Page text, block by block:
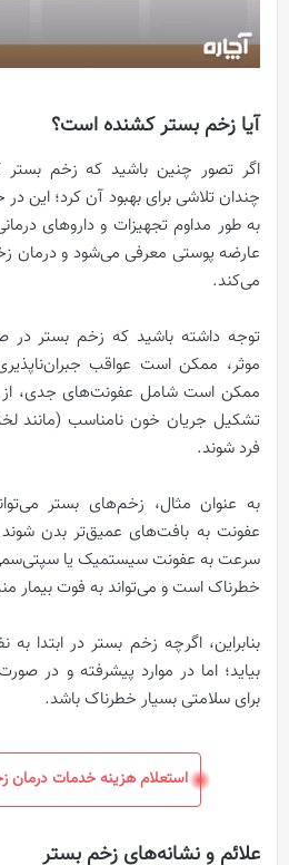
آیا زخم بستر کشنده است؟
اگر تصور چنین باشید که زخم بستر
چندان تلاشی برای بهبود آن کرد؛ این
به طور مداوم تجهیزات و داروهای
عارضه پوستی معرفی می‌شود و درمان
می‌کند.
توجه داشته باشید که زخم بستر
موثر، ممکن است عواقب
ممکن است شامل عفونت‌های جدی،
تشکیل جریان خون نامناسب (مانند
فرد شوند.
به عنوان مثال، زخم‌های بستر
عفونت به بافت‌های عمیق‌تر بدن
سرعت به عفونت سیستمیک یا
خطرناک است و می‌تواند به فوت بیمار
بنابراین، اگرچه زخم بستر در ابتدا
بیاید؛ اما در موارد پیشرفته و در
برای سلامتی بسیار خطرناک باشد.
استعلام هزینه خدمات درمان
علائم و نشانه‌های زخم بستر